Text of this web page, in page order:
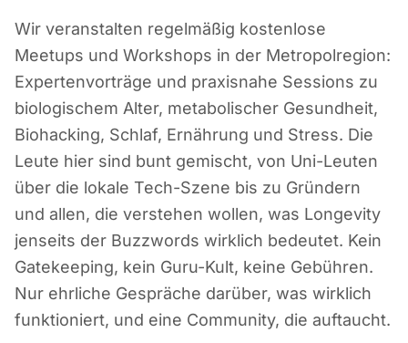
Wir veranstalten regelmäßig kostenlose
Meetups und Workshops in der Metropolregion:
Expertenvorträge und praxisnahe Sessions zu
biologischem Alter, metabolischer Gesundheit,
Biohacking, Schlaf, Ernährung und Stress. Die
Leute hier sind bunt gemischt, von Uni-Leuten
über die lokale Tech-Szene bis zu Gründern
und allen, die verstehen wollen, was Longevity
jenseits der Buzzwords wirklich bedeutet. Kein
Gatekeeping, kein Guru-Kult, keine Gebühren.
Nur ehrliche Gespräche darüber, was wirklich
funktioniert, und eine Community, die auftaucht.